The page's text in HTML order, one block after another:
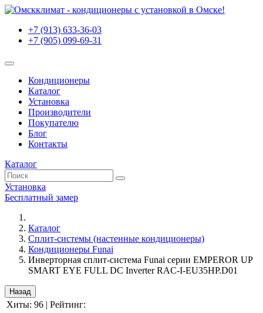
+7 (913) 633-36-03
+7 (905) 099-69-31
Кондиционеры
Каталог
Установка
Производители
Покупателю
Блог
Контакты
Каталог
Установка
Бесплатный замер
Каталог
Сплит-системы (настенные кондиционеры)
Кондиционеры Funai
Инверторная сплит-система Funai серии EMPEROR UP
SMART EYE FULL DC Inverter RAC-I-EU35HP.D01
Хиты: 96 | Рейтинг: